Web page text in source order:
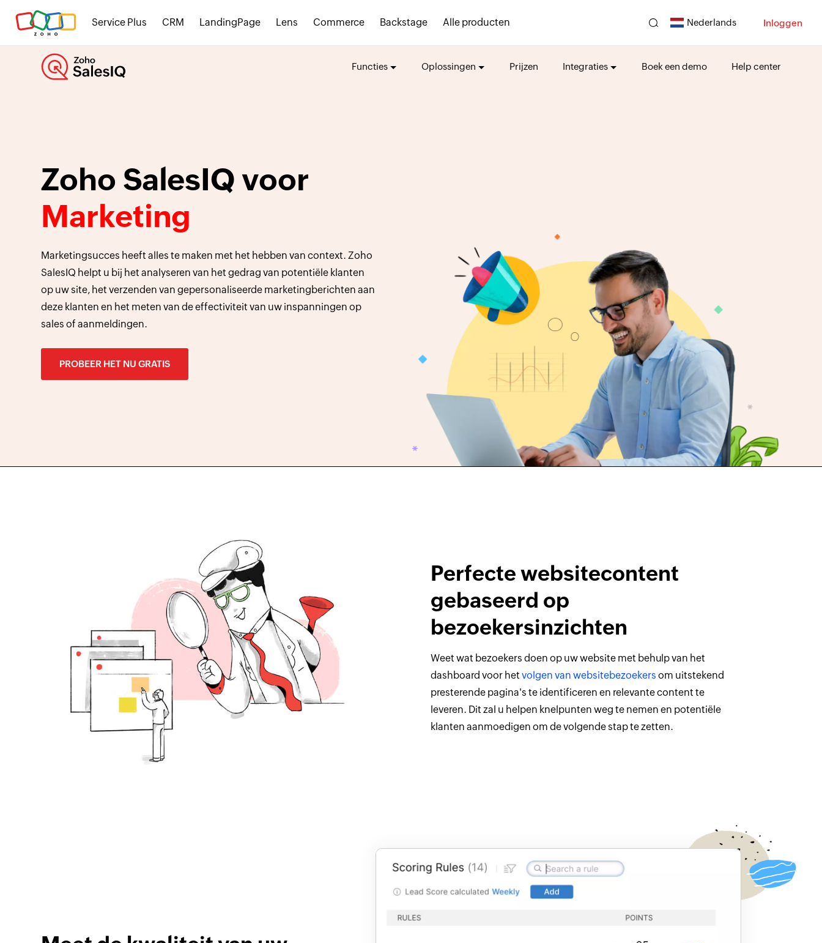
Service Plus CRM LandingPage Lens Commerce Backstage Alle producten Nederlands Inloggen
Functies Oplossingen Prijzen Integraties Boek een demo Help center
Zoho SalesIQ voor
Marketing
Marketingsucces heeft alles te maken met het hebben van context. Zoho
SalesIQ helpt u bij het analyseren van het gedrag van potentiële klanten
op uw site, het verzenden van gepersonaliseerde marketingberichten aan
deze klanten en het meten van de effectiviteit van uw inspanningen op
sales of aanmeldingen.
PROBEER HET NU GRATIS
Perfecte websitecontent
gebaseerd op
bezoekersinzichten
Weet wat bezoekers doen op uw website met behulp van het
dashboard voor hetvolgen van websitebezoekers om uitstekend
presterende pagina's te identificeren en relevante content te
leveren. Dit zal u helpen knelpunten weg te nemen en potentiële
klanten aanmoedigen om de volgende stap te zetten.